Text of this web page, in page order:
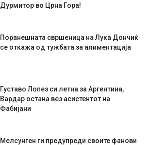
Дурмитор во Црна Гора!
Поранешната свршеница на Лука Дончиќ
се откажа од тужбата за алиментација
Густаво Лопез си летна за Аргентина,
Вардар остана вез асистентот на
Фабијани
Мелсунген ги предупреди своите фанови